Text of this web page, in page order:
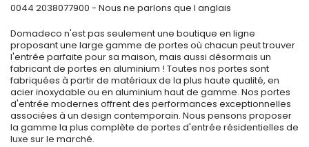
0044 2038077900 - Nous ne parlons que l anglais
Domadeco n'est pas seulement une boutique en ligne
proposant une large gamme de portes où chacun peut trouver
l'entrée parfaite pour sa maison, mais aussi désormais un
fabricant de portes en aluminium ! Toutes nos portes sont
fabriquées à partir de matériaux de la plus haute qualité, en
acier inoxydable ou en aluminium haut de gamme. Nos portes
d'entrée modernes offrent des performances exceptionnelles
associées à un design contemporain. Nous pensons proposer
la gamme la plus complète de portes d'entrée résidentielles de
luxe sur le marché.